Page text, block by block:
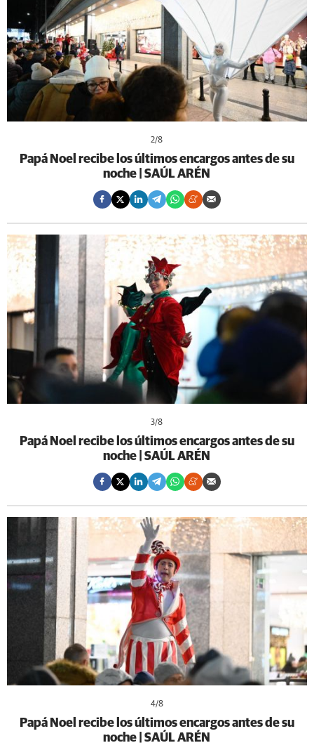
2/8
Papá Noel recibe los últimos encargos antes de su
noche | SAÚL ARÉN
3/8
Papá Noel recibe los últimos encargos antes de su
noche | SAÚL ARÉN
4/8
Papá Noel recibe los últimos encargos antes de su
noche | SAÚL ARÉN